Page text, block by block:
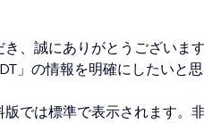
、誠にありがとうございます
」の情報を明確にしたいと思
では標準で表示されます。